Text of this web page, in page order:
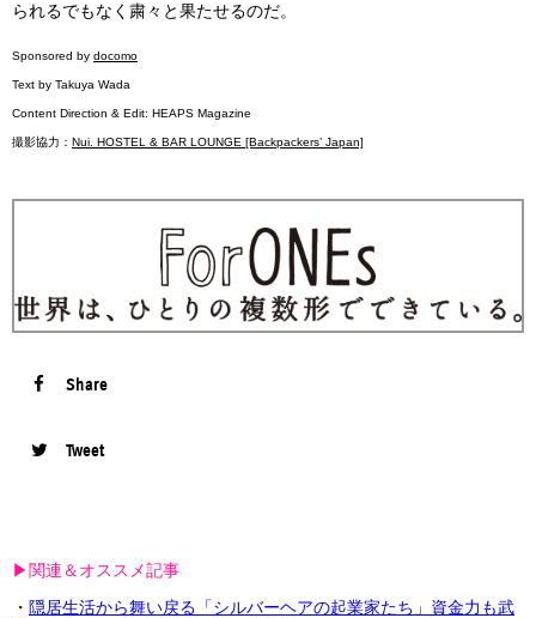
られるでもなく粛々と果たせるのだ。
Sponsored by docomo
Text by Takuya Wada
Content Direction & Edit: HEAPS Magazine
撮影協力： Nui. HOSTEL & BAR LOUNGE [Backpackers’ Japan]
Share
Tweet
▶︎関連＆オススメ記事
・ 隠居生活から舞い戻る「シルバーヘアの起業家たち」資金力も武